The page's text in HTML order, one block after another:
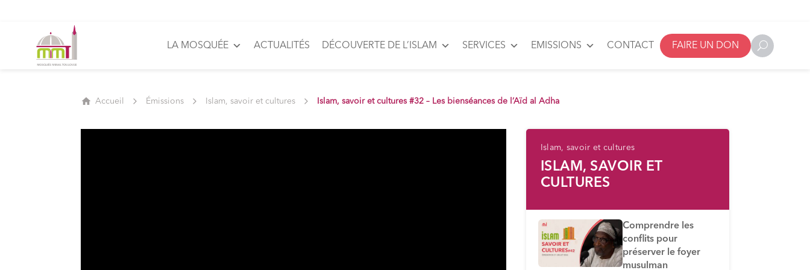
LA MOSQUÉE ACTUALITÉS DÉCOUVERTE DE L’ISLAM SERVICES EMISSIONS CONTACT FAIRE UN DON
Accueil Émissions Islam, savoir et cultures Islam, savoir et cultures #32 – Les bienséances de l’Aïd al Adha
Islam, savoir et cultures
ISLAM, SAVOIR ET
CULTURES
Comprendre les
conflits pour
préserver le foyer
musulman